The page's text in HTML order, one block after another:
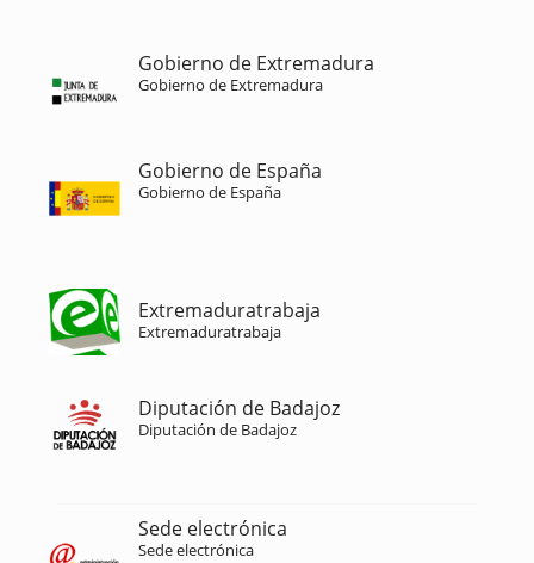
Gobierno de Extremadura
Gobierno de Extremadura
Gobierno de España
Gobierno de España
Extremaduratrabaja
Extremaduratrabaja
Diputación de Badajoz
Diputación de Badajoz
Sede electrónica
Sede electrónica